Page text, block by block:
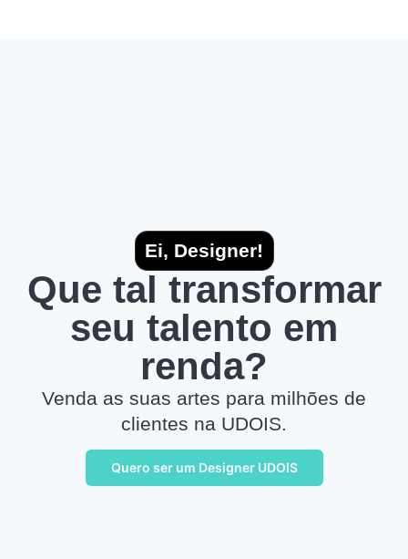
Ei, Designer!
Que tal transformar
seu talento em
renda?
Venda as suas artes para milhões de
clientes na UDOIS.
Quero ser um Designer UDOIS